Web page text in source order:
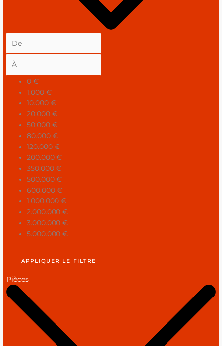
0 €
1.000 €
10.000 €
20.000 €
50.000 €
80.000 €
120.000 €
200.000 €
350.000 €
500.000 €
600.000 €
1.000.000 €
2.000.000 €
3.000.000 €
5.000.000 €
APPLIQUER LE FILTRE
Pièces